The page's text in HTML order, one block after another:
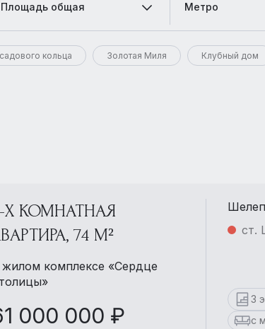
Площадь общая Метро
кольца Золотая Миля Клубный дом
Х КОМНАТНАЯ
74 М²
комплексе «Сердце
000 000 ₽
ст.
3
с